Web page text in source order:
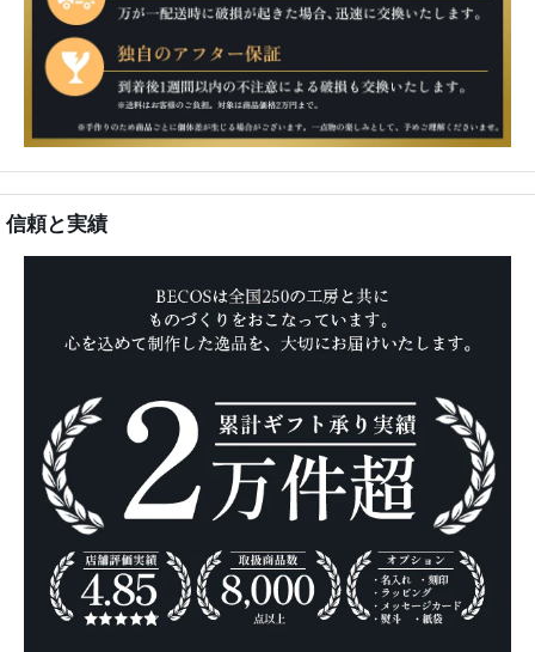
信頼と実績